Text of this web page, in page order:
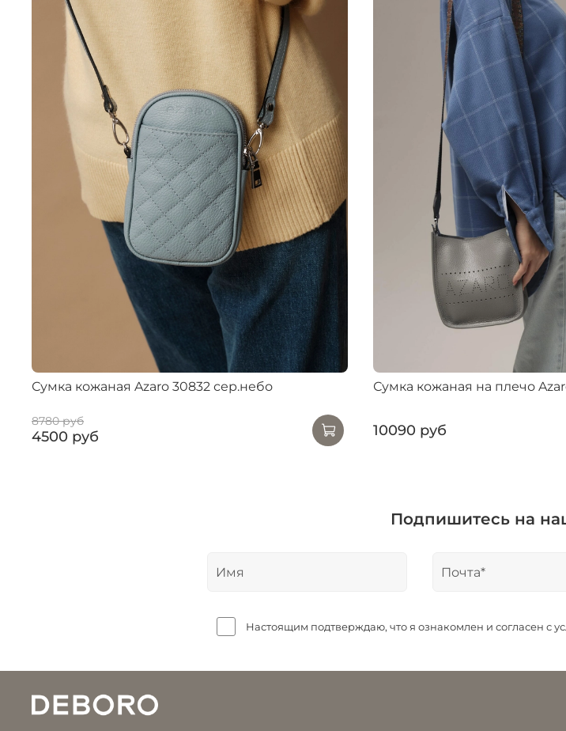
Сумка кожаная Azaro 30832 сер.небо
8780 руб
4500 руб
Сумка кожаная на плечо
10090 руб
Подпишитесь на
Настоящим подтверждаю, что я ознакомлен и согласен с